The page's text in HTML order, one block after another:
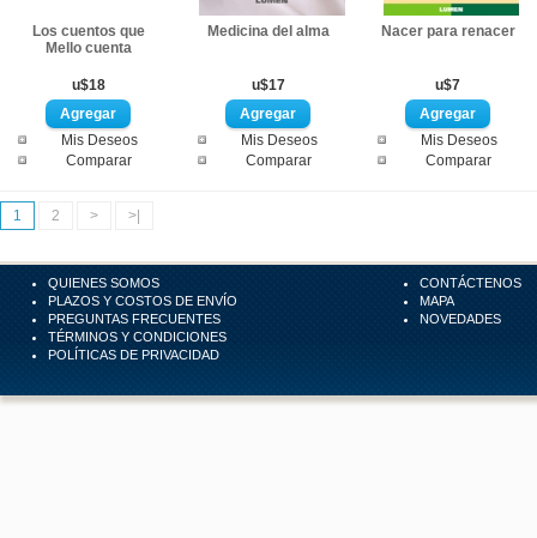
Los cuentos que
Mello cuenta
u$18
Mis Deseos
Comparar
Medicina del alma
u$17
Mis Deseos
Comparar
Nacer para renacer
u$7
Mis Deseos
Comparar
1 2 > >|
QUIENES SOMOS
PLAZOS Y COSTOS DE ENVÍO
PREGUNTAS FRECUENTES
TÉRMINOS Y CONDICIONES
POLÍTICAS DE PRIVACIDAD
CONTÁCTENOS
MAPA
NOVEDADES